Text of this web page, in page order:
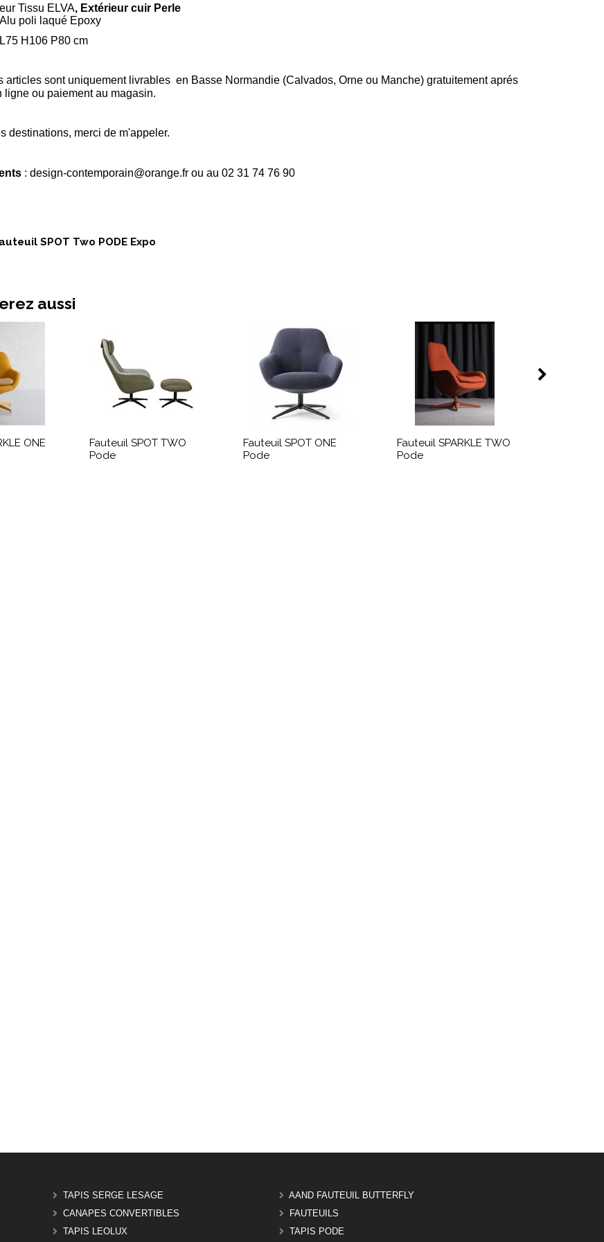
Tissu ELVA, Extérieur cuir Perle
poli laqué Epoxy
H106 P80 cm
articles sont uniquement livrables en Basse Normandie (Calvados, Orne ou Manche) gratuitement aprés
ligne ou paiement au magasin.
destinations, merci de m'appeler.
: design-contemporain@orange.fr ou au 02 31 74 76 90
SPOT Two PODE Expo
aussi
ONE
Fauteuil SPOT TWO
Pode
Fauteuil SPOT ONE
Pode
Fauteuil SPARKLE TWO
Pode
TAPIS SERGE LESAGE
AAND FAUTEUIL BUTTERFLY
CANAPES CONVERTIBLES
FAUTEUILS
TAPIS LEOLUX TAPIS PODE